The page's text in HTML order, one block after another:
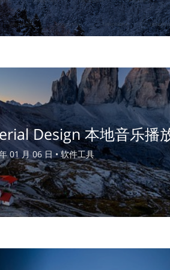
Design 本地音乐播
01 月 06 日 •软件工具